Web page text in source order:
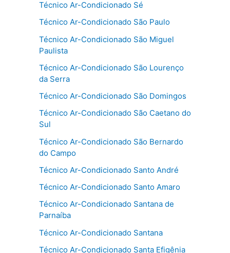
Técnico Ar-Condicionado Sé
Técnico Ar-Condicionado São Paulo
Técnico Ar-Condicionado São Miguel
Paulista
Técnico Ar-Condicionado São Lourenço
da Serra
Técnico Ar-Condicionado São Domingos
Técnico Ar-Condicionado São Caetano do
Sul
Técnico Ar-Condicionado São Bernardo
do Campo
Técnico Ar-Condicionado Santo André
Técnico Ar-Condicionado Santo Amaro
Técnico Ar-Condicionado Santana de
Parnaíba
Técnico Ar-Condicionado Santana
Técnico Ar-Condicionado Santa Efigênia